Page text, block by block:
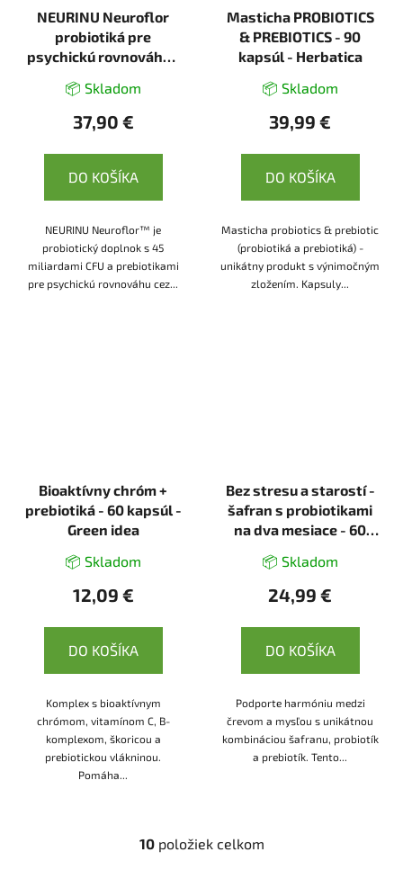
NEURINU Neuroflor
probiotiká pre
psychickú rovnováhu -
📦 Skladom
37,90 €
DO KOŠÍKA
NEURINU Neuroflor™ je
probiotický doplnok s 45
miliardami CFU a prebiotikami
pre psychickú rovnováhu cez...
Masticha PROBIOTICS
& PREBIOTICS - 90
kapsúl - Herbatica
📦 Skladom
39,99 €
DO KOŠÍKA
Masticha probiotics & prebiotic
(probiotiká a prebiotiká) -
unikátny produkt s výnimočným
zložením. Kapsuly...
Bioaktívny chróm +
prebiotiká - 60 kapsúl -
Green idea
📦 Skladom
12,09 €
DO KOŠÍKA
Komplex s bioaktívnym
chrómom, vitamínom C, B-
komplexom, škoricou a
prebiotickou vlákninou.
Pomáha...
Bez stresu a starostí -
šafran s probiotikami
na dva mesiace - 60
📦 Skladom
24,99 €
DO KOŠÍKA
Podporte harmóniu medzi
črevom a mysľou s unikátnou
kombináciou šafranu, probiotík
a prebiotík. Tento...
O
10položiek celkom